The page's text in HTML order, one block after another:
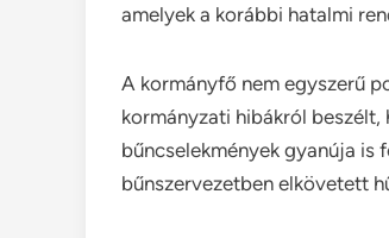
amelyek a korábbi hatalmi
A kormányfő nem egyszerű
kormányzati hibákról beszélt,
bűncselekmények gyanúja is
bűnszervezetben elkövetett